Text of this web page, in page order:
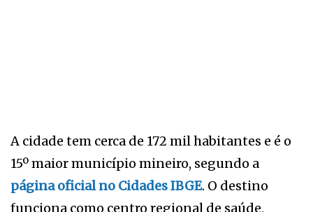
A cidade tem cerca de 172 mil habitantes e é o
15º maior município mineiro, segundo a
página oficial no Cidades IBGE. O destino
funciona como centro regional de saúde,